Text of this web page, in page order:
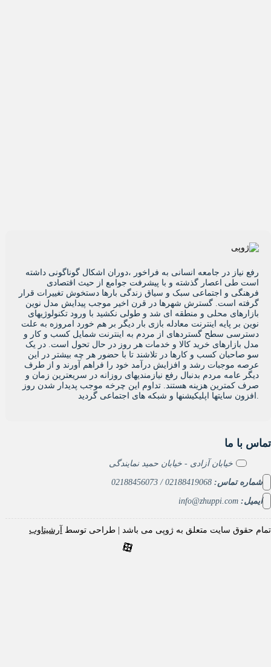
نیاز در جامعه انسانی به فراخور ،دوران اشکال گوناگونی داشته
طی اعصار گذشته و با پیشرفت جوامع از حیث اقتصادی
و اجتماعی سبک و سیاق زندگی بارها دستخوش تغییرات قرار
است. گسترش شهرها در قرن اخیر موجب پیدایش مدل نوین
محلی و منطقه ای شد و طولی نکشید با ورود تکنولوژیهای
بر پایه اینترنت معادله بازی بار دیگر بر هم خورد امروزه به علت
سطح گستردهای از مردم به اینترنت شمایل کسب و کار و
بازارهای خرید کالا و خدمات هر روز در حال تحول است. در یک
صاحبان کسب و کارها در تلاشند تا با حضور هر چه بیشتر در این
موجبات رشد و افزایش درآمد خود را فراهم آورند و از طرف
عامه مردم بدنبال رفع نیازمندیهای روزانه در سریعترین زمان و
کمترین هزینه هستند. تداوم این چرخه موجب پدیدار شدن روز
با ما
خیابان آزادی - خیابان حمید نمایندگی
تماس:02188419068 / 02188456073
info@zhuppi.com
حقوق سایت متعلق به ژوپی می باشد | طراحی توسطآرشیتاوب